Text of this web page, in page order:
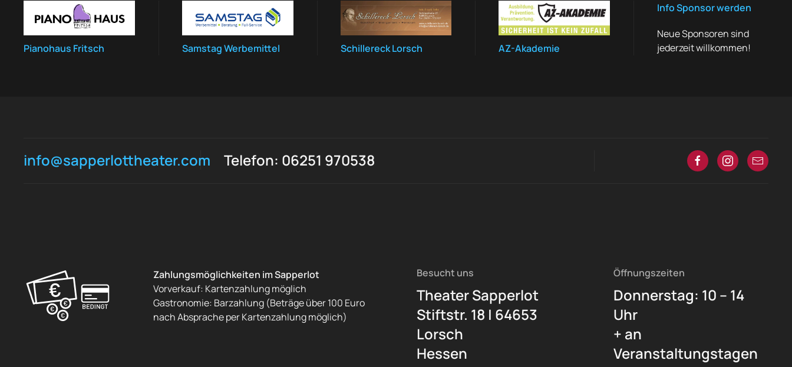
Pianohaus Fritsch Samstag Werbemittel Schillereck Lorsch AZ-Akademie
Info Sponsor werden
Neue Sponsoren sind
jederzeit willkommen!
info@sapperlottheater.com Telefon: 06251 970538
Zahlungsmöglichkeiten im Sapperlot
Vorverkauf: Kartenzahlung möglich
Gastronomie: Barzahlung (Beträge über 100 Euro
nach Absprache per Kartenzahlung möglich)
Besucht uns
Theater Sapperlot
Stiftstr. 18 | 64653
Lorsch
Hessen
Öffnungszeiten
Donnerstag: 10 – 14
Uhr
+ an
Veranstaltungstagen